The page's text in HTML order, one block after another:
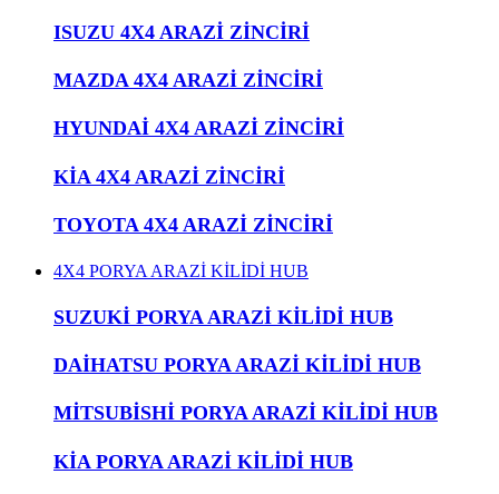
ISUZU 4X4 ARAZİ ZİNCİRİ
MAZDA 4X4 ARAZİ ZİNCİRİ
HYUNDAİ 4X4 ARAZİ ZİNCİRİ
KİA 4X4 ARAZİ ZİNCİRİ
TOYOTA 4X4 ARAZİ ZİNCİRİ
4X4 PORYA ARAZİ KİLİDİ HUB
SUZUKİ PORYA ARAZİ KİLİDİ HUB
DAİHATSU PORYA ARAZİ KİLİDİ HUB
MİTSUBİSHİ PORYA ARAZİ KİLİDİ HUB
KİA PORYA ARAZİ KİLİDİ HUB